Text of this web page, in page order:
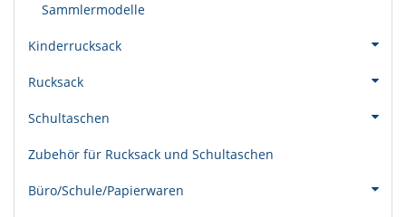
Sammlermodelle
Kinderrucksack
Rucksack
Schultaschen
Zubehör für Rucksack und Schultaschen
Büro/Schule/Papierwaren